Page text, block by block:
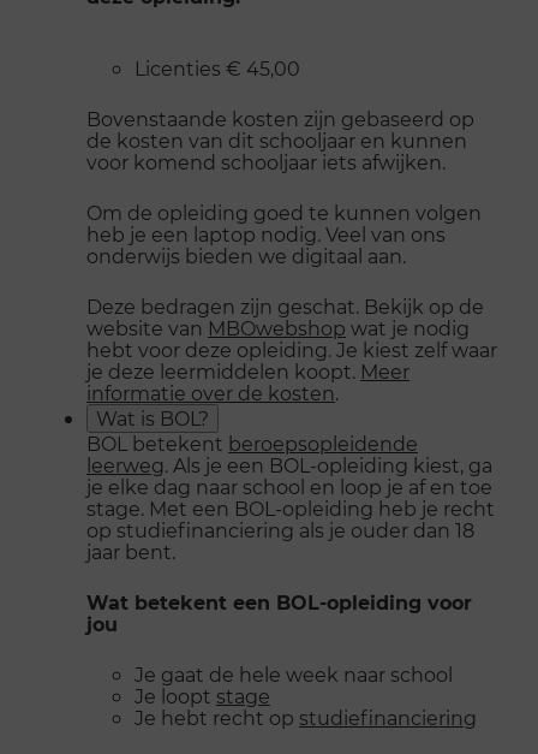
Licenties € 45,00
Bovenstaande kosten zijn gebaseerd op
de kosten van dit schooljaar en kunnen
voor komend schooljaar iets afwijken.
Om de opleiding goed te kunnen volgen
heb je een laptop nodig. Veel van ons
onderwijs bieden we digitaal aan.
Deze bedragen zijn geschat. Bekijk op de
website van MBOwebshop wat je nodig
hebt voor deze opleiding. Je kiest zelf waar
je deze leermiddelen koopt. Meer
informatie over de kosten.
Wat is BOL?
BOL betekent beroepsopleidende
leerweg. Als je een BOL-opleiding kiest, ga
je elke dag naar school en loop je af en toe
stage. Met een BOL-opleiding heb je recht
op studiefinanciering als je ouder dan 18
jaar bent.
Wat betekent een BOL-opleiding voor
jou
Je gaat de hele week naar school
Je loopt stage
Je hebt recht op studiefinanciering